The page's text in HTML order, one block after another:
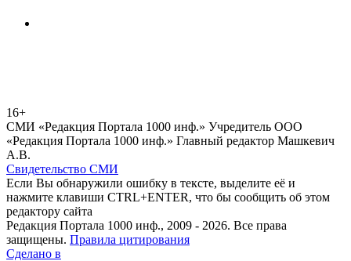
16+
СМИ «Редакция Портала 1000 инф.» Учредитель ООО
«Редакция Портала 1000 инф.» Главный редактор Машкевич
А.В.
Свидетельство СМИ
Если Вы обнаружили ошибку в тексте, выделите её и
нажмите клавиши CTRL+ENTER, что бы сообщить об этом
редактору сайта
Редакция Портала 1000 инф., 2009 - 2026. Все права
защищены. Правила цитирования
Сделано в